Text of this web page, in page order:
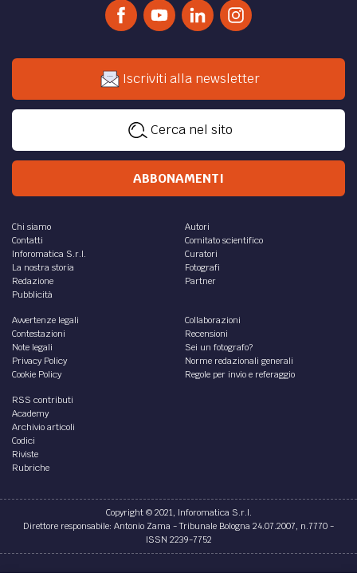
Iscriviti alla newsletter
Cerca nel sito
ABBONAMENTI
Chi siamo
Contatti
Inforomatica S.r.l.
La nostra storia
Redazione
Pubblicità
Autori
Comitato scientifico
Curatori
Fotografi
Partner
Avvertenze legali
Contestazioni
Note legali
Privacy Policy
Cookie Policy
Collaborazioni
Recensioni
Sei un fotografo?
Norme redazionali generali
Regole per invio e referaggio
RSS contributi
Academy
Archivio articoli
Codici
Riviste
Rubriche
Copyright © 2021, Inforomatica S.r.l.
Direttore responsabile: Antonio Zama - Tribunale Bologna 24.07.2007, n.7770 -
ISSN 2239-7752